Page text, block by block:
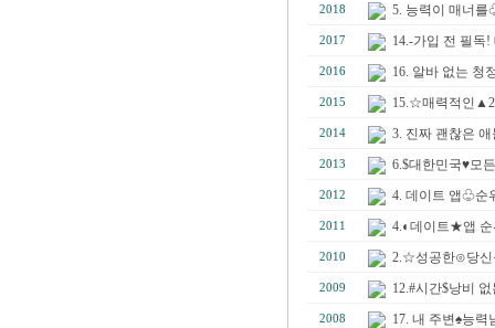
2018 5. 능력이 매너
2017 14.-가입 전 필독
2016 16. 알바 없는 청
2015 15.☆매력적인
2014 3. 진짜 괜찮은
2013 6.$대한민국♥모
2012 4. 데이트 앱♧순
2011 4.◐데이트★앱
2010 2.☆성공한⊙당신
2009 12.#시간$낭비
2008 17. 내 주변♠능